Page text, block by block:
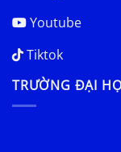
Youtube
Tiktok
TRƯỜNG ĐẠI